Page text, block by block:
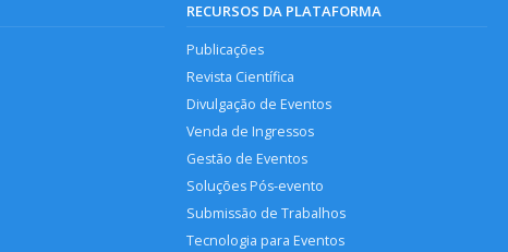
RECURSOS DA PLATAFORMA
Publicações
Revista Científica
Divulgação de Eventos
Venda de Ingressos
Gestão de Eventos
Soluções Pós-evento
Submissão de Trabalhos
Tecnologia para Eventos